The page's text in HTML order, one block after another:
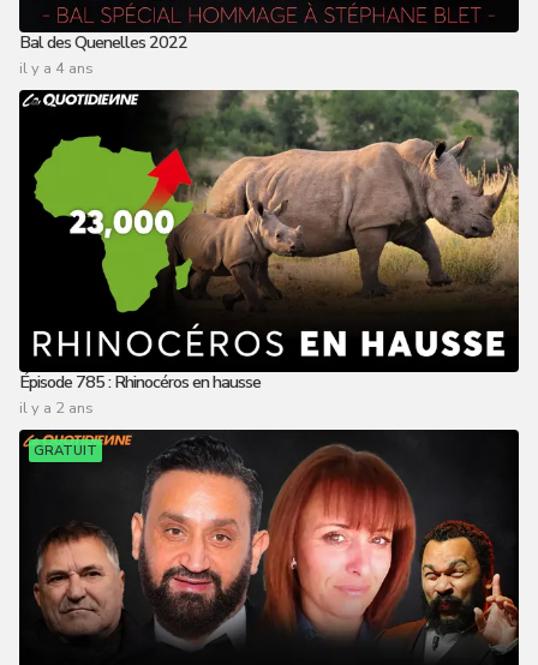
Bal des Quenelles 2022
il y a 4 ans
Épisode 785 : Rhinocéros en hausse
il y a 2 ans
GRATUIT